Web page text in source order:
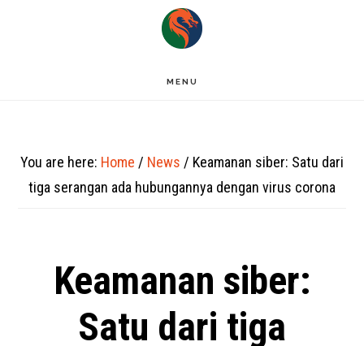
MENU
You are here: Home / News / Keamanan siber: Satu dari
tiga serangan ada hubungannya dengan virus corona
Keamanan siber:
Satu dari tiga